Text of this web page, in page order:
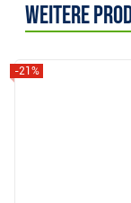
Weitere
-21%